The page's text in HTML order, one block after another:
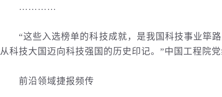
…………
“这些入选榜单的科技成就，是我国科技事业筚路
从科技大国迈向科技强国的历史印记。”中国工程院
前沿领域捷报频传